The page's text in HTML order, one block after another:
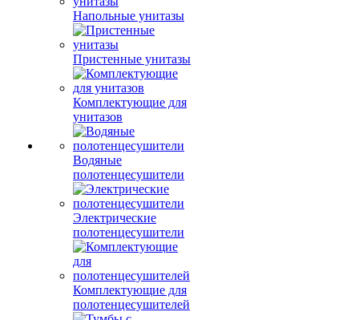
Напольные унитазы
Пристенные унитазы
Комплектующие для
унитазов
Водяные
полотенцесушители
Электрические
полотенцесушители
Комплектующие для
полотенцесушителей